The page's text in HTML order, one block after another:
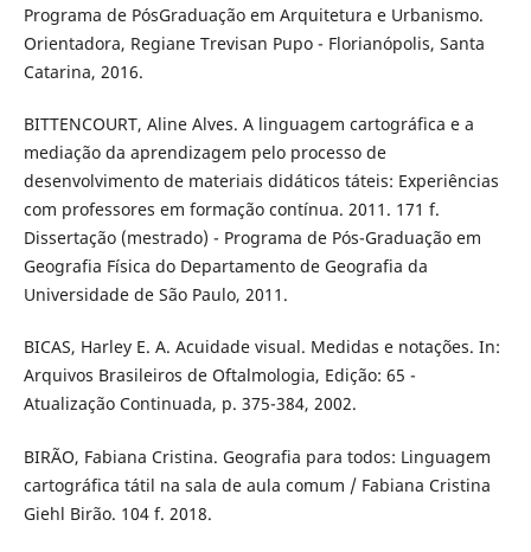
Programa de PósGraduação em Arquitetura e Urbanismo.
Orientadora, Regiane Trevisan Pupo - Florianópolis, Santa
Catarina, 2016.
BITTENCOURT, Aline Alves. A linguagem cartográfica e a
mediação da aprendizagem pelo processo de
desenvolvimento de materiais didáticos táteis: Experiências
com professores em formação contínua. 2011. 171 f.
Dissertação (mestrado) - Programa de Pós-Graduação em
Geografia Física do Departamento de Geografia da
Universidade de São Paulo, 2011.
BICAS, Harley E. A. Acuidade visual. Medidas e notações. In:
Arquivos Brasileiros de Oftalmologia, Edição: 65 -
Atualização Continuada, p. 375-384, 2002.
BIRÃO, Fabiana Cristina. Geografia para todos: Linguagem
cartográfica tátil na sala de aula comum / Fabiana Cristina
Giehl Birão. 104 f. 2018.